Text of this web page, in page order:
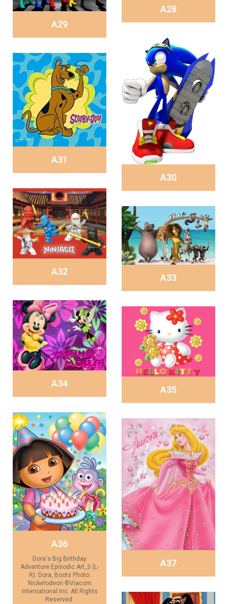
A28
A29
A30
A31
A32
A33
A34
A35
A36
Dora's Big Birthday
Adventure Episodic Art_3 (L-
R): Dora, Boots Photo:
Nickelodeon ©Viacom
International Inc. All Rights
Reserved.
A37